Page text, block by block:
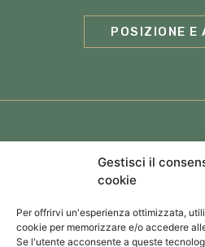
Gestisci il
cookie
Per offrirvi un'esperienza ottimizzata,
cookie per memorizzare e/o accedere
Se l'utente acconsente a queste
POSIZIONE E
Privacy e